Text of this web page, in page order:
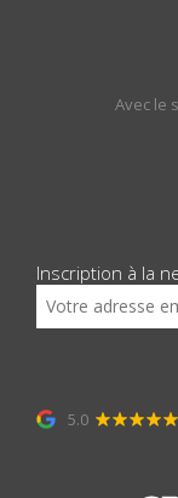
Avec le
Inscription à la
5.0